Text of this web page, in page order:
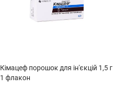
Кімацеф порошок для ін'єкцій 1,5 г
1 флакон